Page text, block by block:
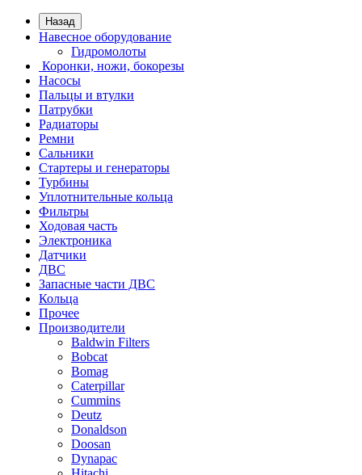
Назад
Навесное оборудование
Гидромолоты
Коронки, ножи, бокорезы
Насосы
Пальцы и втулки
Патрубки
Радиаторы
Ремни
Сальники
Стартеры и генераторы
Турбины
Уплотнительные кольца
Фильтры
Ходовая часть
Электроника
Датчики
ДВС
Запасные части ДВС
Кольца
Прочее
Производители
Baldwin Filters
Bobcat
Bomag
Caterpillar
Cummins
Deutz
Donaldson
Doosan
Dynapac